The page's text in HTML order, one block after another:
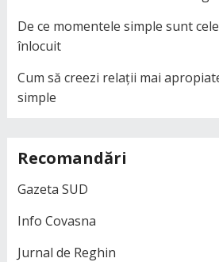
De ce momentele simple sunt
înlocuit
Cum să creezi relații mai
simple
Recomandări
Gazeta SUD
Info Covasna
Jurnal de Reghin